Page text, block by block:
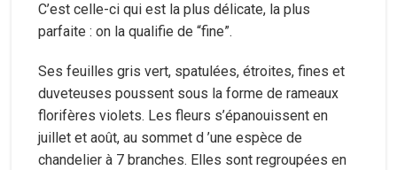
C’est celle-ci qui est la plus délicate, la plus
parfaite : on la qualifie de “fine”.
Ses feuilles gris vert, spatulées, étroites, fines et
duveteuses poussent sous la forme de rameaux
florifères violets. Les fleurs s’épanouissent en
juillet et août, au sommet d ’une espèce de
chandelier à 7 branches. Elles sont regroupées en